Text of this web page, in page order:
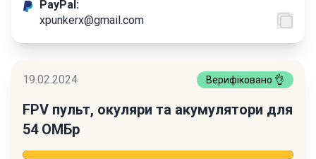
PayPal:
xpunkerx@gmail.com
19.02.2024 Верифіковано 👌
FPV пульт, окуляри та акумулятори для
54 ОМБр